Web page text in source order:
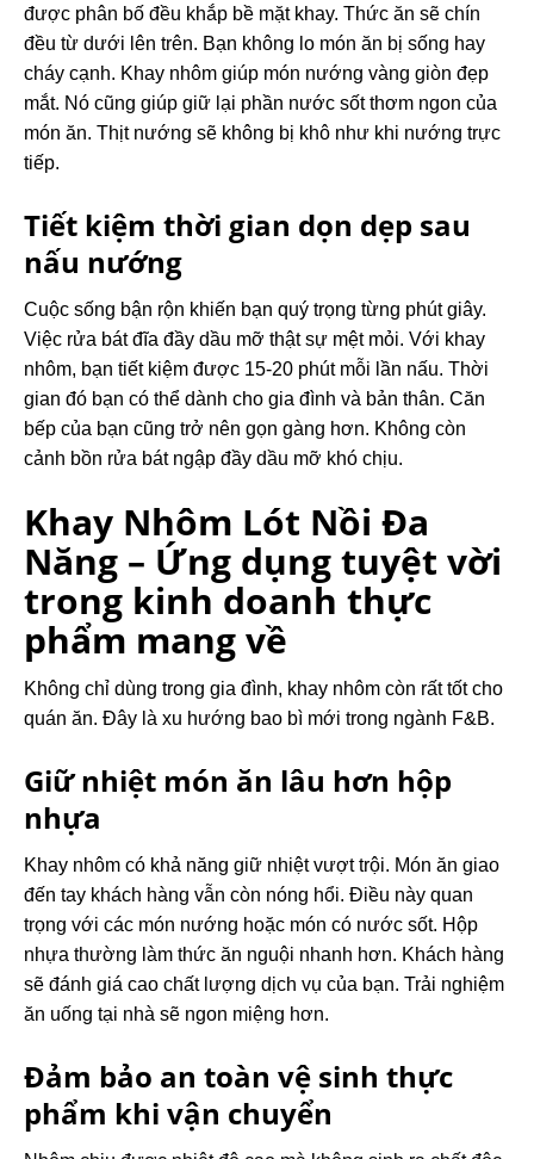
được phân bố đều khắp bề mặt khay. Thức ăn sẽ chín
đều từ dưới lên trên. Bạn không lo món ăn bị sống hay
cháy cạnh. Khay nhôm giúp món nướng vàng giòn đẹp
mắt. Nó cũng giúp giữ lại phần nước sốt thơm ngon của
món ăn. Thịt nướng sẽ không bị khô như khi nướng trực
tiếp.
Tiết kiệm thời gian dọn dẹp sau
nấu nướng
Cuộc sống bận rộn khiến bạn quý trọng từng phút giây.
Việc rửa bát đĩa đầy dầu mỡ thật sự mệt mỏi. Với khay
nhôm, bạn tiết kiệm được 15-20 phút mỗi lần nấu. Thời
gian đó bạn có thể dành cho gia đình và bản thân. Căn
bếp của bạn cũng trở nên gọn gàng hơn. Không còn
cảnh bồn rửa bát ngập đầy dầu mỡ khó chịu.
Khay Nhôm Lót Nồi Đa
Năng – Ứng dụng tuyệt vời
trong kinh doanh thực
phẩm mang về
Không chỉ dùng trong gia đình, khay nhôm còn rất tốt cho
quán ăn. Đây là xu hướng bao bì mới trong ngành F&B.
Giữ nhiệt món ăn lâu hơn hộp
nhựa
Khay nhôm có khả năng giữ nhiệt vượt trội. Món ăn giao
đến tay khách hàng vẫn còn nóng hổi. Điều này quan
trọng với các món nướng hoặc món có nước sốt. Hộp
nhựa thường làm thức ăn nguội nhanh hơn. Khách hàng
sẽ đánh giá cao chất lượng dịch vụ của bạn. Trải nghiệm
ăn uống tại nhà sẽ ngon miệng hơn.
Đảm bảo an toàn vệ sinh thực
phẩm khi vận chuyển